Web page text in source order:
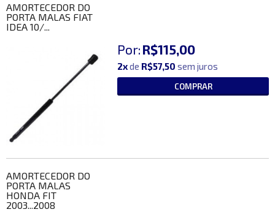
AMORTECEDOR DO
PORTA MALAS FIAT
IDEA 10/...
Por: R$115,00
2xde R$57,50 sem juros
COMPRAR
AMORTECEDOR DO
PORTA MALAS
HONDA FIT
2003...2008